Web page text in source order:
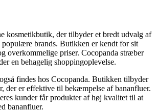
kosmetikbutik, der tilbyder et bredt udvalg af
populære brands. Butikken er kendt for sit
overkommelige priser. Cocopanda stræber
en behagelig shoppingoplevelse.
findes hos Cocopanda. Butikken tilbyder
der er effektive til bekæmpelse af bananfluer.
kunder får produkter af høj kvalitet til at
bananfluer.